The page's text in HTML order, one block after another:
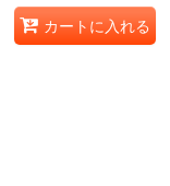
カートに入れる